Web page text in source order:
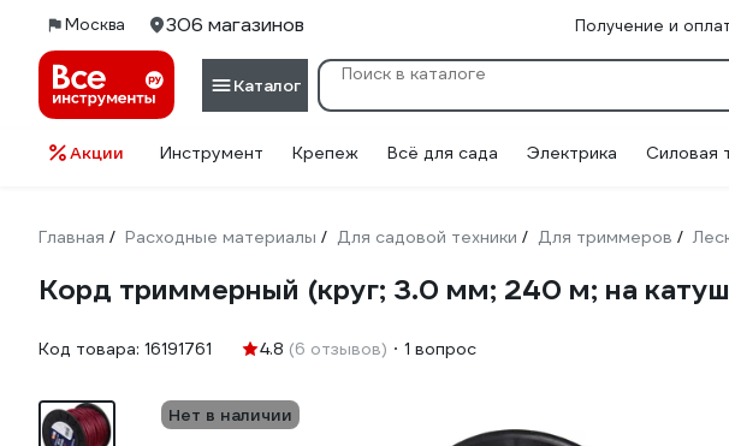
Москва 306 магазинов Получение и
Каталог
Акции Инструмент Крепеж Всё для сада Электрика Силовая
Главная / Расходные материалы / Для садовой техники / Для триммеров /
Корд триммерный (круг; 3.0 мм; 240 м; на
Код товара: 16191761 4.8 (6 отзывов) 1 вопрос
Нет в наличии